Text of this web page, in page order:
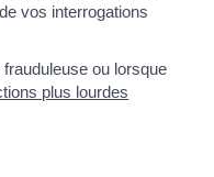
vos interrogations
ou lorsque
plus lourdes